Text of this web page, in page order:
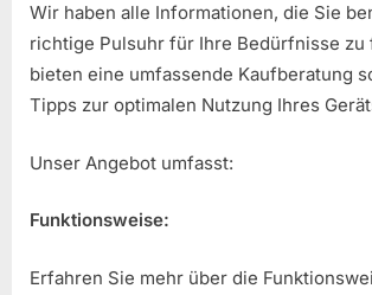
Wir haben alle Informationen, die Sie
richtige Pulsuhr für Ihre Bedürfnisse zu
bieten eine umfassende Kaufberatung
Tipps zur optimalen Nutzung Ihres
Unser Angebot umfasst:
Funktionsweise:
Erfahren Sie mehr über die